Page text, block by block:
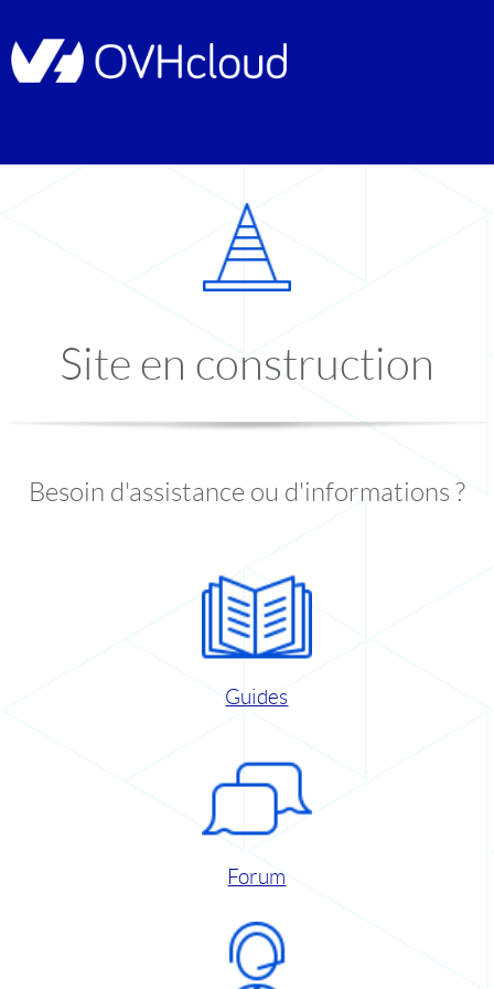
Site en construction
Besoin d'assistance ou d'informations ?
Guides
Forum